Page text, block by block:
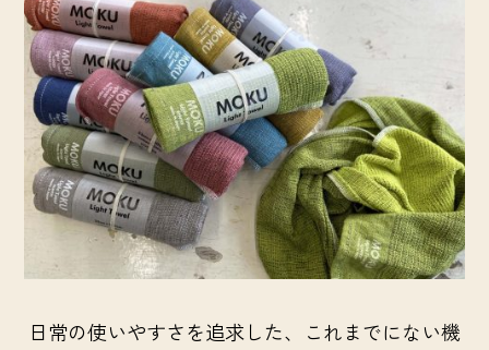
日常の使いやすさを追求した、これまでにない機